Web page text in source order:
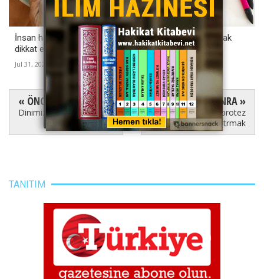
İnsan hasta olmamaya
dikkat etmelidir
Jul 31, 2023 VEKA MEDYA
Heykel ve resim yapmak
Jul 07, 2021 - VEKA MEDYA
« ÖNCE
Dinimize uymak icin
SONRA »
Damaga protez
yapstrmak
TANITIM